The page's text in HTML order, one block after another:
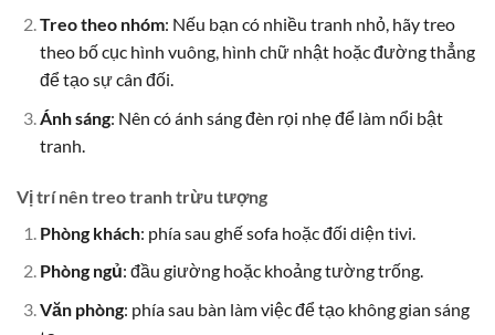
Treo theo nhóm: Nếu bạn có nhiều tranh nhỏ, hãy treo
theo bố cục hình vuông, hình chữ nhật hoặc đường thẳng
để tạo sự cân đối.
Ánh sáng: Nên có ánh sáng đèn rọi nhẹ để làm nổi bật
tranh.
Vị trí nên treo tranh trừu tượng
Phòng khách: phía sau ghế sofa hoặc đối diện tivi.
Phòng ngủ: đầu giường hoặc khoảng tường trống.
Văn phòng: phía sau bàn làm việc để tạo không gian sáng